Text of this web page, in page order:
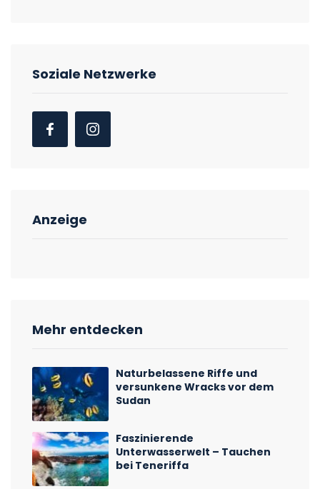
Soziale Netzwerke
Anzeige
Mehr entdecken
Naturbelassene Riffe und
versunkene Wracks vor dem
Sudan
Faszinierende
Unterwasserwelt – Tauchen
bei Teneriffa